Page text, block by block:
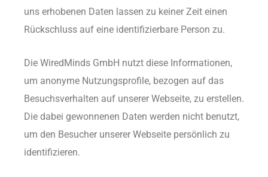
uns erhobenen Daten lassen zu keiner Zeit einen
Rückschluss auf eine identifizierbare Person zu.
Die WiredMinds GmbH nutzt diese Informationen,
um anonyme Nutzungsprofile, bezogen auf das
Besuchsverhalten auf unserer Webseite, zu erstellen.
Die dabei gewonnenen Daten werden nicht benutzt,
um den Besucher unserer Webseite persönlich zu
identifizieren.